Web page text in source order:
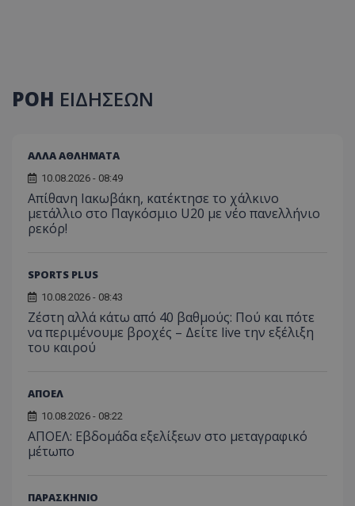
ΡΟΗ ΕΙΔΗΣΕΩΝ
ΑΛΛΑ ΑΘΛΗΜΑΤΑ
10.08.2026 - 08:49
Απίθανη Ιακωβάκη, κατέκτησε το χάλκινο
μετάλλιο στο Παγκόσμιο U20 με νέο πανελλήνιο
ρεκόρ!
SPORTS PLUS
10.08.2026 - 08:43
Ζέστη αλλά κάτω από 40 βαθμούς: Πού και πότε
να περιμένουμε βροχές – Δείτε live την εξέλιξη
του καιρού
ΑΠΟΕΛ
10.08.2026 - 08:22
ΑΠΟΕΛ: Εβδομάδα εξελίξεων στο μεταγραφικό
μέτωπο
ΠΑΡΑΣΚΗΝΙΟ